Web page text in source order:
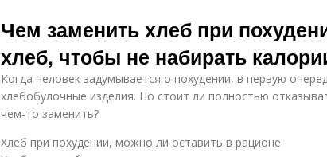
Чем заменить хлеб при
хлеб, чтобы не набирать
Когда человек задумывается о похудении, в первую
хлебобулочные изделия. Но стоит ли полностью
чем-то заменить?
Хлеб при похудении, можно ли оставить в рационе